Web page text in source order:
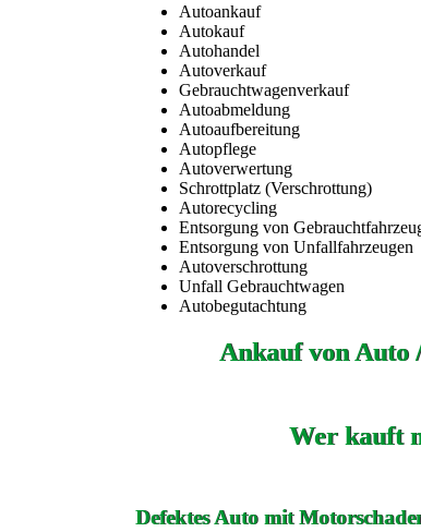
Autoankauf
Autokauf
Autohandel
Autoverkauf
Gebrauchtwagenverkauf
Autoabmeldung
Autoaufbereitung
Autopflege
Autoverwertung
Schrottplatz (Verschrottung)
Autorecycling
Entsorgung von
Entsorgung von Unfallfahrzeugen
Autoverschrottung
Unfall Gebrauchtwagen
Autobegutachtung
Ankauf von Auto
Wer kauft
Defektes Auto mit